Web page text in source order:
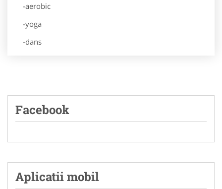
-aerobic
-yoga
-dans
Facebook
Aplicatii mobil